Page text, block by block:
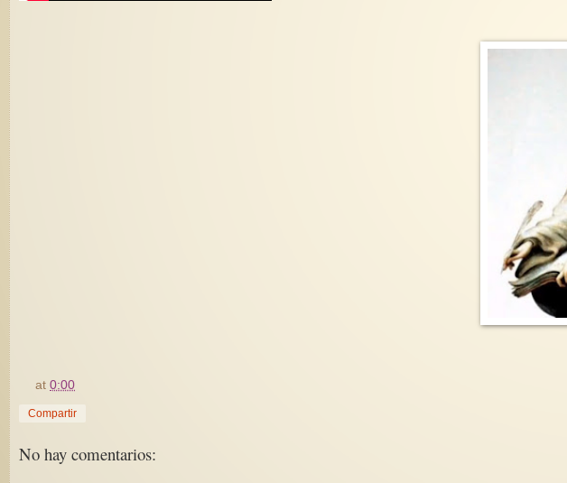
at0:00
Compartir
No hay comentarios: